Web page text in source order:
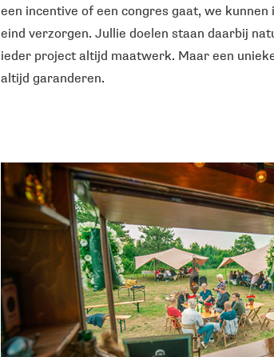
een incentive of een congres gaat, we
eind verzorgen. Jullie doelen staan daarbij
ieder project altijd maatwerk. Maar een
altijd garanderen.